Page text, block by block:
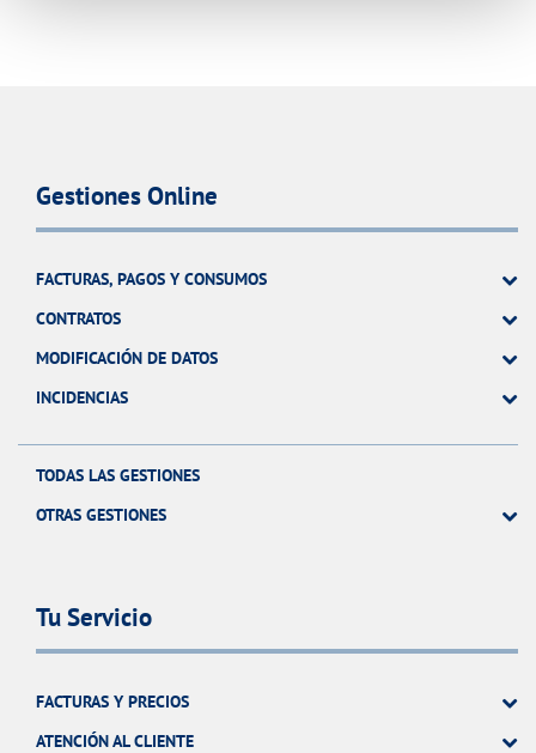
Gestiones Online
FACTURAS, PAGOS Y CONSUMOS
CONTRATOS
MODIFICACIÓN DE DATOS
INCIDENCIAS
TODAS LAS GESTIONES
OTRAS GESTIONES
Tu Servicio
FACTURAS Y PRECIOS
ATENCIÓN AL CLIENTE